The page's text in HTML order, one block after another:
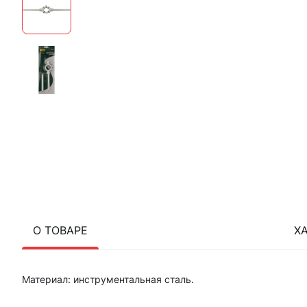
О ТОВАРЕ
Материал: инструментальная сталь.